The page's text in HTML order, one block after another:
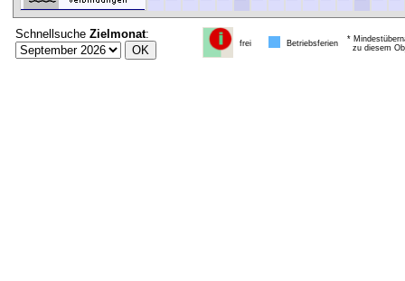
Schnellsuche Zielmonat:
frei Betriebsferien
*
zu diesem